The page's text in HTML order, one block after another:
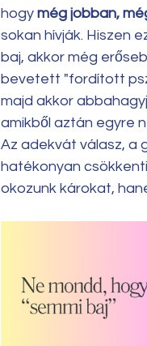
hogy még jobban,
sokan hívják. Hiszen
baj, akkor még
bevetett "fordított
majd akkor
amikből aztán egyre
Az adekvát válasz, a
hatékonyan
okozunk károkat,